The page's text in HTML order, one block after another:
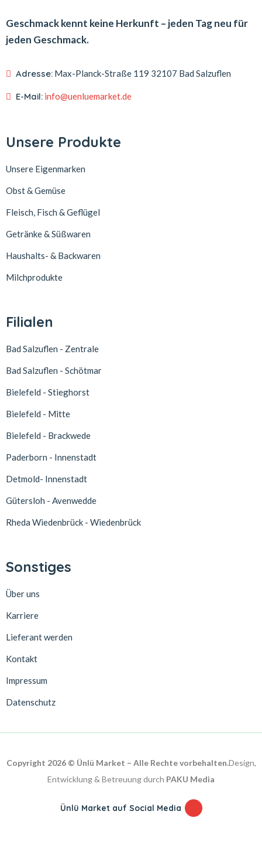
Geschmack kennt keine Herkunft – jeden Tag neu für
jeden Geschmack.
Adresse: Max-Planck-Straße 119 32107 Bad Salzuflen
E-Mail: info@uenluemarket.de
Unsere Produkte
Unsere Eigenmarken
Obst & Gemüse
Fleisch, Fisch & Geflügel
Getränke & Süßwaren
Haushalts- & Backwaren
Milchprodukte
Filialen
Bad Salzuflen - Zentrale
Bad Salzuflen - Schötmar
Bielefeld - Stieghorst
Bielefeld - Mitte
Bielefeld - Brackwede
Paderborn - Innenstadt
Detmold- Innenstadt
Gütersloh - Avenwedde
Rheda Wiedenbrück - Wiedenbrück
Sonstiges
Über uns
Karriere
Lieferant werden
Kontakt
Impressum
Datenschutz
Copyright 2026 © Ünlü Market – Alle Rechte vorbehalten.Design,
Entwicklung & Betreuung durch PAKU Media
Ünlü Market auf Social Media